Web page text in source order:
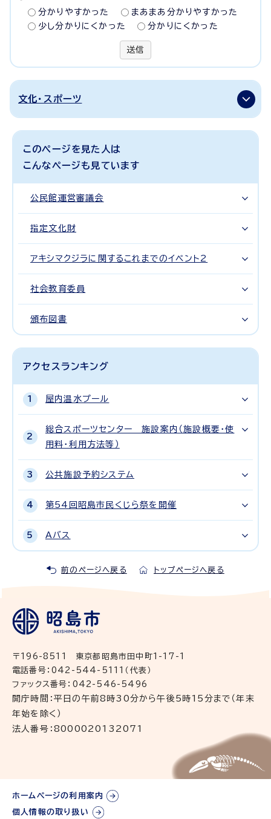
分かりやすかった
まあまあ分かりやすかった
少し分かりにくかった
分かりにくかった
送信
文化・スポーツ
このページを見た人は
こんなページも見ています
公民館運営審議会
指定文化財
アキシマクジラに関するこれまでのイベント2
社会教育委員
頒布図書
アクセスランキング
屋内温水プール
総合スポーツセンター 施設案内（施設概要・使
用料・利用方法等）
公共施設予約システム
第54回昭島市民くじら祭を開催
Aバス
前のページへ戻る トップページへ戻る
〒196-8511 東京都昭島市田中町1-17-1
電話番号：042-544-5111（代表）
ファックス番号：042-546-5496
開庁時間：平日の午前8時30分から午後5時15分まで（年末
年始を除く）
法人番号：8000020132071
ホームページの利用案内
個人情報の取り扱い